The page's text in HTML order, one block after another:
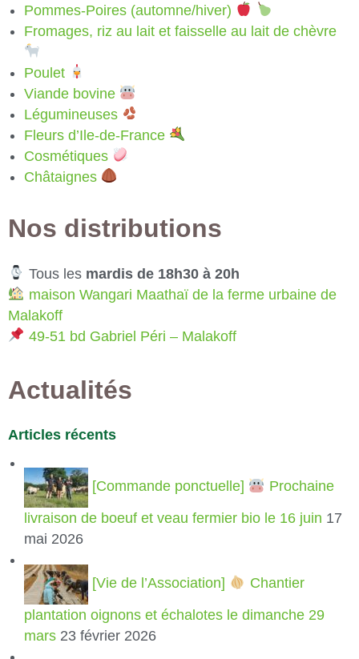
Pommes-Poires (automne/hiver)
Fromages, riz au lait et faisselle au lait de chèvre
Poulet
Viande bovine
Légumineuses
Fleurs d’Ile-de-France
Cosmétiques
Châtaignes
Nos distributions
Tous lesmardis de 18h30 à 20h
maison Wangari Maathaï de la ferme urbaine de
Malakoff
49-51 bd Gabriel Péri – Malakoff
Actualités
Articles récents
[Commande ponctuelle]
Prochaine
livraison de boeuf et veau fermier bio le 16 juin 17
mai 2026
[Vie de l’Association]
Chantier
plantation oignons et échalotes le dimanche 29
mars 23 février 2026